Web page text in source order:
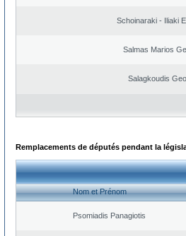
Schoinaraki - Iliaki
Salmas Marios
Salagkoudis
Remplacements de députés pendant la
Nom et Prénom
Psomiadis Panagiotis